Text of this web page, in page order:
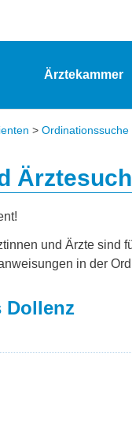
Ärztekammer
> Ordinationssuche
und Ärzte sind
in der
Dollenz